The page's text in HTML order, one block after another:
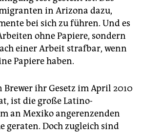
in Arizona dazu,
bei sich zu führen. Und es
ohne Papiere, sondern
einer Arbeit strafbar, wenn
Papiere haben.
Brewer ihr Gesetz im April 2010
ist die große Latino-
an Mexiko angerenzenden
geraten. Doch zugleich sind